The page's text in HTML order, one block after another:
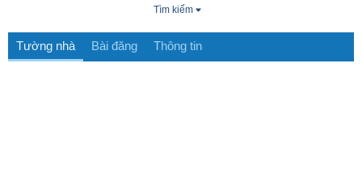
Tìm kiếm
Tường nhà Bài đăng Thông tin